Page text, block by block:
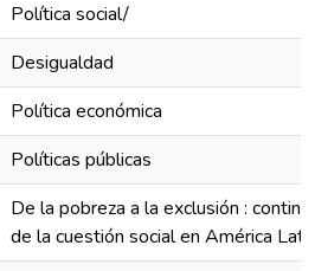
Política social/
Desigualdad
Política económica
Políticas públicas
De la pobreza a la exclusión :
de la cuestión social en América